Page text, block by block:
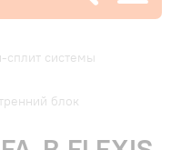
сплит системы
блок